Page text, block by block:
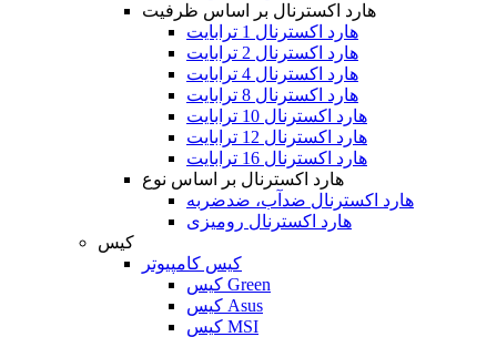
هارد اکسترنال بر اساس ظرفیت
هارد اکسترنال 1 ترابایت
هارد اکسترنال 2 ترابایت
هارد اکسترنال 4 ترابایت
هارد اکسترنال 8 ترابایت
هارد اکسترنال 10 ترابایت
هارد اکسترنال 12 ترابایت
هارد اکسترنال 16 ترابایت
هارد اکسترنال بر اساس نوع
هارد اکسترنال ضدآب، ضدضربه
هارد اکسترنال رومیزی
کیس
کیس کامپیوتر
کیس Green
کیس Asus
کیس MSI